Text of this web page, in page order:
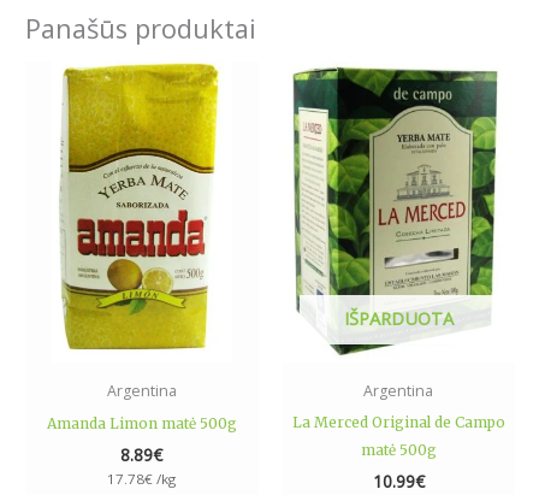
Panašūs produktai
Argentina
Amanda Limon matė 500g
8.89€
17.78€ /kg
IŠPARDUOTA
Argentina
La Merced Original de Campo
matė 500g
10.99€